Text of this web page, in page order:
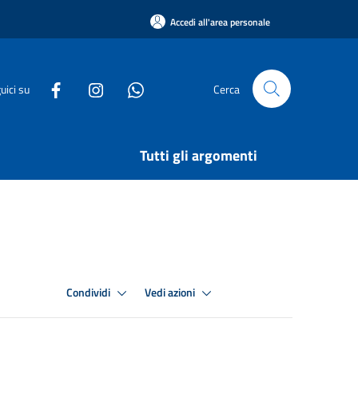
Accedi all'area personale
su Cerca
Tutti gli argomenti
Condividi Vedi azioni